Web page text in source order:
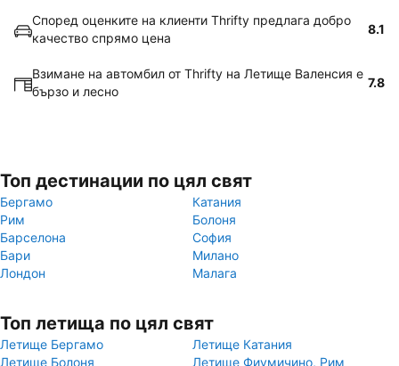
Според оценките на клиенти Thrifty предлага добро
качество спрямо цена
8.1
Взимане на автомбил от Thrifty на Летище Валенсия е
бързо и лесно
7.8
Топ дестинации по цял свят
Бергамо
Катания
Рим
Болоня
Барселона
София
Бари
Милано
Лондон
Малага
Топ летища по цял свят
Летище Бергамо
Летище Катания
Летище Болоня
Летище Фиумичино, Рим